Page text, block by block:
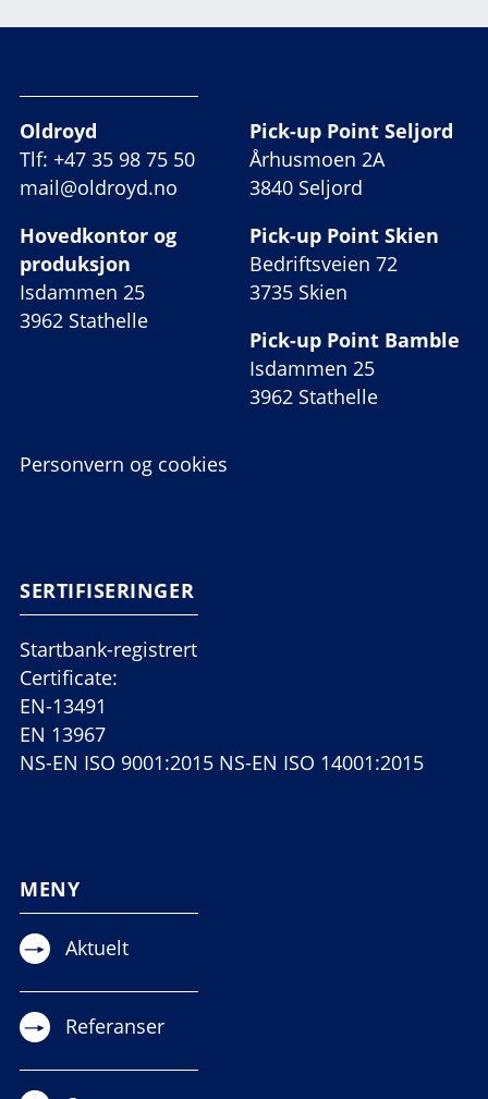
Oldroyd
Tlf: +47 35 98 75 50
mail@oldroyd.no
Hovedkontor og
produksjon
Isdammen 25
3962 Stathelle
Pick-up Point Seljord
Århusmoen 2A
3840 Seljord
Pick-up Point Skien
Bedriftsveien 72
3735 Skien
Pick-up Point Bamble
Isdammen 25
3962 Stathelle
Personvern og cookies
SERTIFISERINGER
Startbank-registrert
Certificate:
EN-13491
EN 13967
NS-EN ISO 9001:2015 NS-EN ISO 14001:2015
MENY
Aktuelt
Referanser